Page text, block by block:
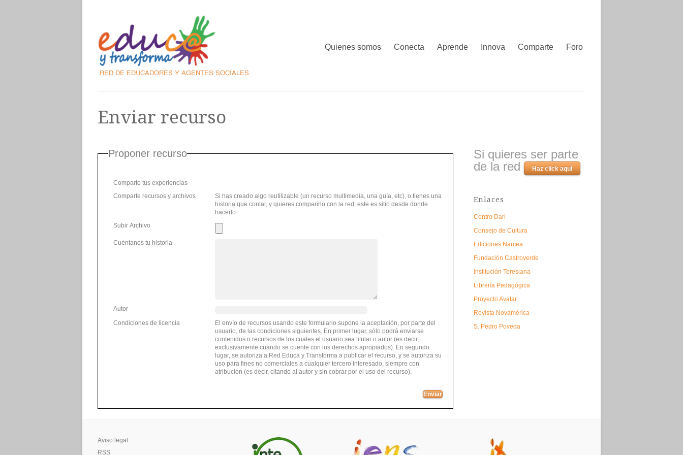
Quienes somos Conecta Aprende Innova Comparte Foro
Enviar recurso
Proponer recurso
Comparte tus experiencias
Comparte recursos y archivos
Si has creado algo reutilizable (un recurso multimedia, una guía, etc), o tienes una
historia que contar, y quieres comparirlo con la red, este es sitio desde donde
hacerlo.
Subir Archivo
Cuéntanos tu historia
Autor
Condiciones de licencia
El envío de recursos usando este formulario supone la aceptación, por parte del
usuario, de las condiciones siguientes. En primer lugar, sólo podrá enviarse
contenidos o recursos de los cuales el usuario sea titular o autor (es decir,
exclusivamente cuando se cuente con los derechos apropiados). En segundo
lugar, se autoriza a Red Educa y Transforma a publicar el recurso, y se autoriza su
uso para fines no comerciales a cualquier tercero interesado, siempre con
atribución (es decir, citando al autor y sin cobrar por el uso del recurso).
Si quieres ser parte
de la red
Haz click aquí
Enlaces
Centro Dari
Consejo de Cultura
Ediciones Narcea
Fundación Castroverde
Institución Teresiana
Librería Pedagógica
Proyecto Avatar
Revista Novamérica
S. Pedro Poveda
Aviso legal.
RSS